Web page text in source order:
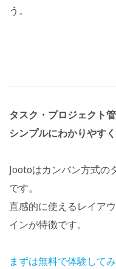
う。
タスク・プロジェクト
シンプルにわかりやすく
Jootoはカンバン方式の
です。
直感的に使えるレイア
インが特徴です。
まずは無料で体験して